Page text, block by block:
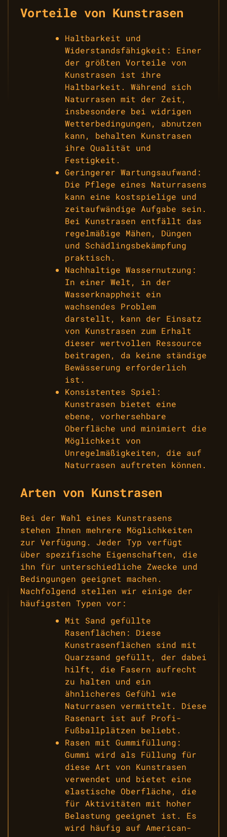
Vorteile von Kunstrasen
Haltbarkeit und
Widerstandsfähigkeit: Einer
der größten Vorteile von
Kunstrasen ist ihre
Haltbarkeit. Während sich
Naturrasen mit der Zeit,
insbesondere bei widrigen
Wetterbedingungen, abnutzen
kann, behalten Kunstrasen
ihre Qualität und
Festigkeit.
Geringerer Wartungsaufwand:
Die Pflege eines Naturrasens
kann eine kostspielige und
zeitaufwändige Aufgabe sein.
Bei Kunstrasen entfällt das
regelmäßige Mähen, Düngen
und Schädlingsbekämpfung
praktisch.
Nachhaltige Wassernutzung:
In einer Welt, in der
Wasserknappheit ein
wachsendes Problem
darstellt, kann der Einsatz
von Kunstrasen zum Erhalt
dieser wertvollen Ressource
beitragen, da keine ständige
Bewässerung erforderlich
ist.
Konsistentes Spiel:
Kunstrasen bietet eine
ebene, vorhersehbare
Oberfläche und minimiert die
Möglichkeit von
Unregelmäßigkeiten, die auf
Naturrasen auftreten können.
Arten von Kunstrasen
Bei der Wahl eines Kunstrasens
stehen Ihnen mehrere Möglichkeiten
zur Verfügung. Jeder Typ verfügt
über spezifische Eigenschaften, die
ihn für unterschiedliche Zwecke und
Bedingungen geeignet machen.
Nachfolgend stellen wir einige der
häufigsten Typen vor:
Mit Sand gefüllte
Rasenflächen: Diese
Kunstrasenflächen sind mit
Quarzsand gefüllt, der dabei
hilft, die Fasern aufrecht
zu halten und ein
ähnlicheres Gefühl wie
Naturrasen vermittelt. Diese
Rasenart ist auf Profi-
Fußballplätzen beliebt.
Rasen mit Gummifüllung:
Gummi wird als Füllung für
diese Art von Kunstrasen
verwendet und bietet eine
elastische Oberfläche, die
für Aktivitäten mit hoher
Belastung geeignet ist. Es
wird häufig auf American-